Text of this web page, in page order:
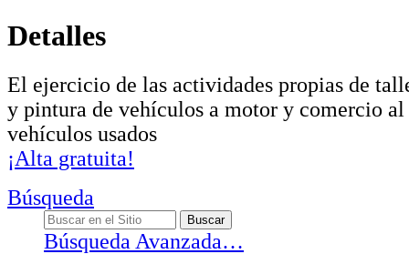
Detalles
El ejercicio de las actividades propias de
y pintura de vehículos a motor y comercio al
vehículos usados
¡Alta gratuita!
Búsqueda
Búsqueda Avanzada…